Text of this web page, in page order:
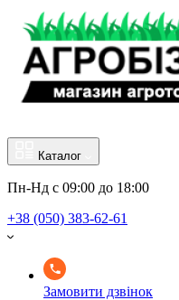
Каталог
Пн-Нд с 09:00 до 18:00
+38 (050) 383-62-61
Замовити дзвінок